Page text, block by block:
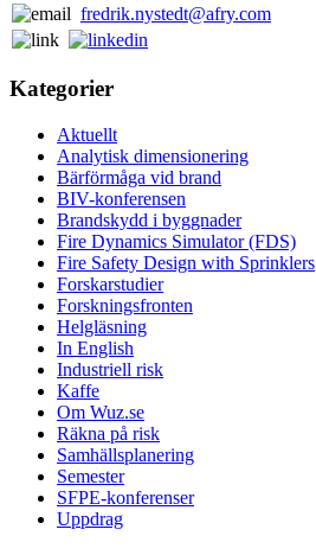
fredrik.nystedt@afry.com
Kategorier
Aktuellt
Analytisk dimensionering
Bärförmåga vid brand
BIV-konferensen
Brandskydd i byggnader
Fire Dynamics Simulator (FDS)
Fire Safety Design with Sprinklers
Forskarstudier
Forskningsfronten
Helgläsning
In English
Industriell risk
Kaffe
Om Wuz.se
Räkna på risk
Samhällsplanering
Semester
SFPE-konferenser
Uppdrag